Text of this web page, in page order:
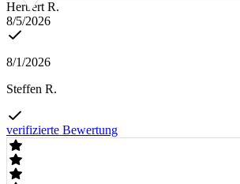
Herbert R.
8/5/2026
8/1/2026
Steffen R.
verifizierte Bewertung